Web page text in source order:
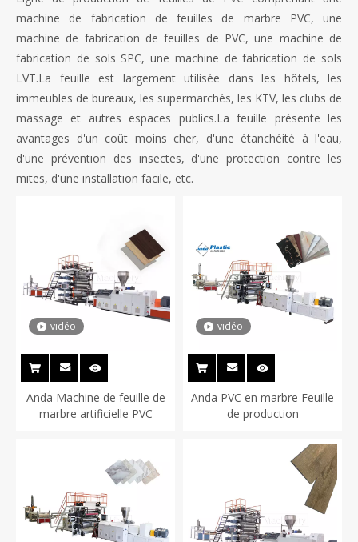
machine de fabrication de feuilles de marbre PVC, une
machine de fabrication de feuilles de PVC, une machine de
fabrication de sols SPC, une machine de fabrication de sols
LVT.La feuille est largement utilisée dans les hôtels, les
immeubles de bureaux, les supermarchés, les KTV, les clubs de
massage et autres espaces publics.La feuille présente les
avantages d'un coût moins cher, d'une étanchéité à l'eau,
d'une prévention des insectes, d'une protection contre les
mites, d'une installation facile, etc.
vidéo
Anda Machine de feuille de
marbre artificielle PVC
vidéo
Anda PVC en marbre Feuille
de production